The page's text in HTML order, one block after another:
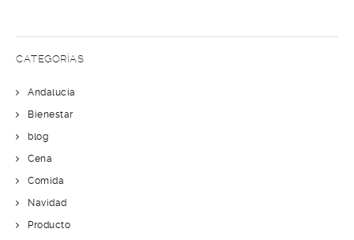
CATEGORÍAS
Andalucía
Bienestar
blog
Cena
Comida
Navidad
Producto